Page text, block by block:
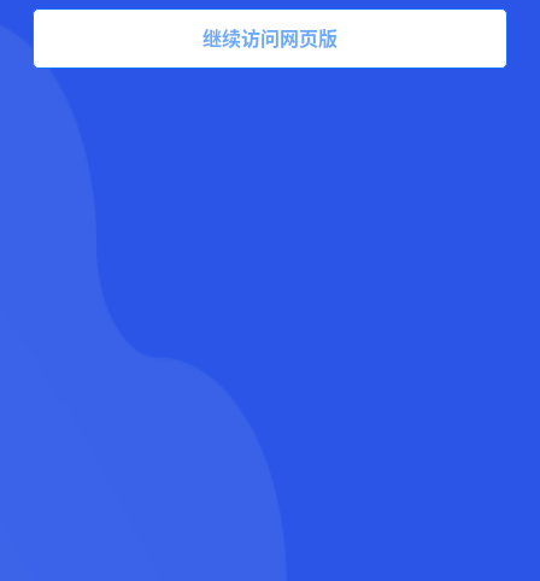
继续访问网页版